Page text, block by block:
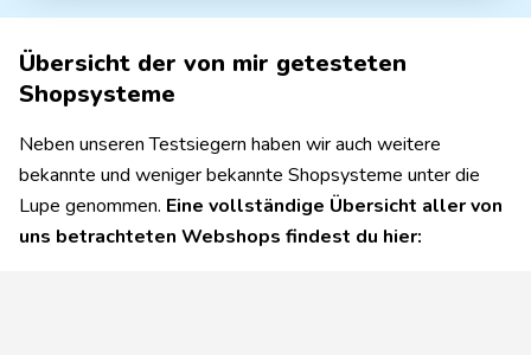
WIX Core
Für physische und digitale Güter
Bis zu 50.000 Produkte im Shop
Übersicht der von mir getesteten
Shopsysteme
Neben unseren Testsiegern haben wir auch weitere
bekannte und weniger bekannte Shopsysteme unter die
Lupe genommen. Eine vollständige Übersicht aller von
uns betrachteten Webshops findest du hier: